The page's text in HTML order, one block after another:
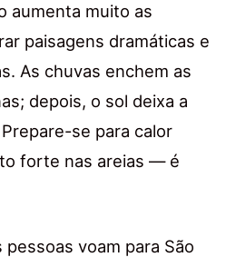
aumenta muito as
paisagens dramáticas e
As chuvas enchem as
depois, o sol deixa a
se para calor
forte nas areias — é
pessoas voam para São